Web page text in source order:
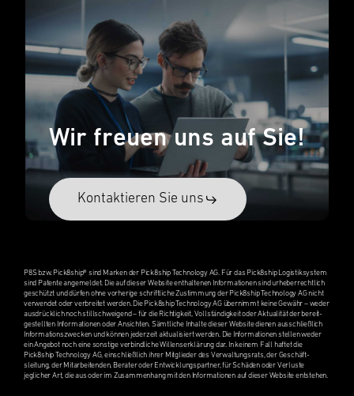
Wir freuen uns auf Sie!
Kontak­tieren Sie uns
P8S bzw. Pick8ship® sind Marken der Pick8ship Technol­ogy AG. Für das Pick8ship Logis­tiksys­tem
sind Patente angemeldet. Die auf dieser Website enthal­te­nen Infor­ma­tio­nen sind urheber­rechtlich
geschützt und dürfen ohne vorherige schriftliche Zustim­mung der Pick8ship Technol­ogy AG nicht
verwen­det oder verbre­itet werden. Die Pick8ship Technol­ogy AG übern­immt keine Gewähr – weder
ausdrück­lich noch stillschweigend – für die Richtigkeit, Vollständigkeit oder Aktual­ität der bereit­
gestell­ten Infor­ma­tio­nen oder Ansichten. Sämtliche Inhalte dieser Website dienen ausschließlich
Infor­ma­tion­szwecken und können jederzeit aktual­isiert werden. Die Infor­ma­tio­nen stellen weder
ein Angebot noch eine sonstige verbindliche Willenserk­lärung dar. In keinem Fall haftet die
Pick8ship Technol­ogy AG, einschließlich ihrer Mitglieder des Verwal­tungsrats, der Geschäft­
sleitung, der Mitar­bei­t­en­den, Berater oder Entwick­lungspart­ner, für Schäden oder Verluste
jeglicher Art, die aus oder im Zusam­men­hang mit den Infor­ma­tio­nen auf dieser Website entste­hen.